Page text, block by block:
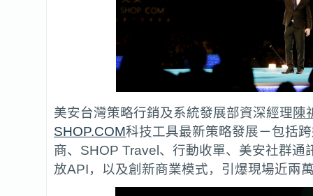
美安台灣策略行銷及系統發展部資深經理陳
SHOP.COM科技工具最新策略發展－包括
商、SHOP Travel、行動收單、美安社群通
放API，以及創新商業模式，引爆現場近兩